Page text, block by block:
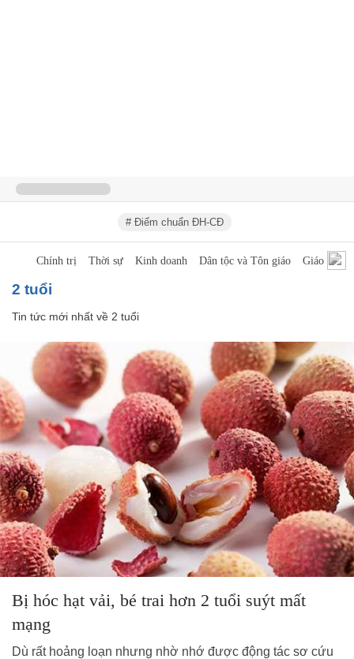
# Điểm chuẩn ĐH-CĐ
Chính trị Thời sự Kinh doanh Dân tộc và Tôn giáo Giáo dục
2 tuổi
Tin tức mới nhất về 2 tuổi
Bị hóc hạt vải, bé trai hơn 2 tuổi suýt mất
mạng
Dù rất hoảng loạn nhưng nhờ nhớ được động tác sơ cứu